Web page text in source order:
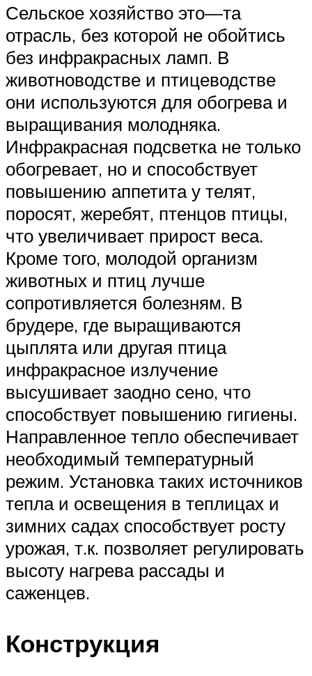
Сельское хозяйство это—та
отрасль, без которой не обойтись
без инфракрасных ламп. В
животноводстве и птицеводстве
они используются для обогрева и
выращивания молодняка.
Инфракрасная подсветка не только
обогревает, но и способствует
повышению аппетита у телят,
поросят, жеребят, птенцов птицы,
что увеличивает прирост веса.
Кроме того, молодой организм
животных и птиц лучше
сопротивляется болезням. В
брудере, где выращиваются
цыплята или другая птица
инфракрасное излучение
высушивает заодно сено, что
способствует повышению гигиены.
Направленное тепло обеспечивает
необходимый температурный
режим. Установка таких источников
тепла и освещения в теплицах и
зимних садах способствует росту
урожая, т.к. позволяет регулировать
высоту нагрева рассады и
саженцев.
Конструкция